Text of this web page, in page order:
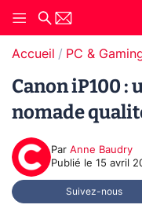
Accueil PC &
Canon iP100
nomade
Par Anne Baudry
Publié le 15 avril
Suivez-nous